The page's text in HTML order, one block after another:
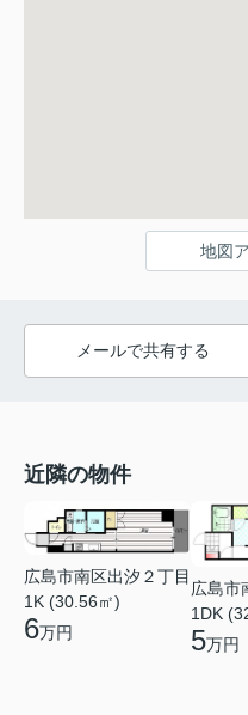
地図
メールで共有する
近隣の物件
広島市南区出汐２丁目
1K (30.56㎡)
6万円
広島市
1DK
5万円